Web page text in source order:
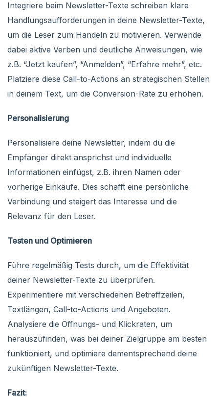
Integriere beim Newsletter-Texte schreiben klare
Handlungsaufforderungen in deine Newsletter-Texte,
um die Leser zum Handeln zu motivieren. Verwende
dabei aktive Verben und deutliche Anweisungen, wie
z.B. “Jetzt kaufen”, “Anmelden”, “Erfahre mehr”, etc.
Platziere diese Call-to-Actions an strategischen Stellen
in deinem Text, um die Conversion-Rate zu erhöhen.
Personalisierung
Personalisiere deine Newsletter, indem du die
Empfänger direkt ansprichst und individuelle
Informationen einfügst, z.B. ihren Namen oder
vorherige Einkäufe. Dies schafft eine persönliche
Verbindung und steigert das Interesse und die
Relevanz für den Leser.
Testen und Optimieren
Führe regelmäßig Tests durch, um die Effektivität
deiner Newsletter-Texte zu überprüfen.
Experimentiere mit verschiedenen Betreffzeilen,
Textlängen, Call-to-Actions und Angeboten.
Analysiere die Öffnungs- und Klickraten, um
herauszufinden, was bei deiner Zielgruppe am besten
funktioniert, und optimiere dementsprechend deine
zukünftigen Newsletter-Texte.
Fazit: